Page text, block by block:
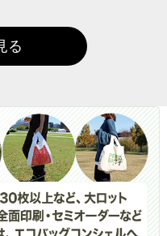
る